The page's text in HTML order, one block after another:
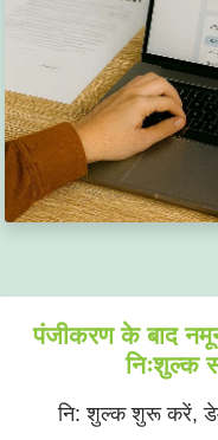
पंजीकरण के बाद
निःशुल्क
नि: शुल्क शुरू करें,